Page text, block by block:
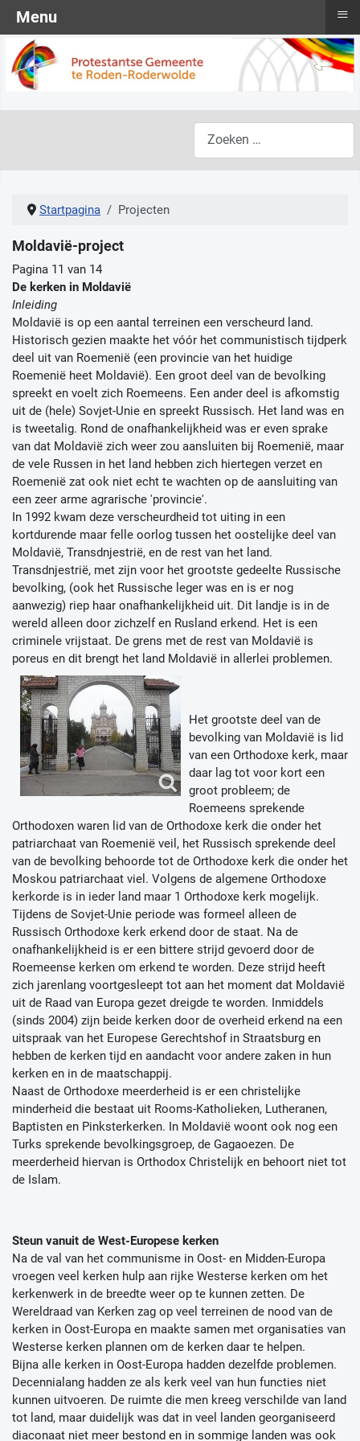
Startpagina Projecten
Moldavië-project
Pagina 11 van 14
De kerken in Moldavië
Inleiding
Moldavië is op een aantal terreinen een verscheurd land.
Historisch gezien maakte het vóór het communistisch tijdperk
deel uit van Roemenië (een provincie van het huidige
Roemenië heet Moldavië). Een groot deel van de bevolking
spreekt en voelt zich Roemeens. Een ander deel is afkomstig
uit de (hele) Sovjet-Unie en spreekt Russisch. Het land was en
is tweetalig. Rond de onafhankelijkheid was er even sprake
van dat Moldavië zich weer zou aansluiten bij Roemenië, maar
de vele Russen in het land hebben zich hiertegen verzet en
Roemenië zat ook niet echt te wachten op de aansluiting van
een zeer arme agrarische 'provincie'.
In 1992 kwam deze verscheurdheid tot uiting in een
kortdurende maar felle oorlog tussen het oostelijke deel van
Moldavië, Transdnjestrië, en de rest van het land.
Transdnjestrië, met zijn voor het grootste gedeelte Russische
bevolking, (ook het Russische leger was en is er nog
aanwezig) riep haar onafhankelijkheid uit. Dit landje is in de
wereld alleen door zichzelf en Rusland erkend. Het is een
criminele vrijstaat. De grens met de rest van Moldavië is
poreus en dit brengt het land Moldavië in allerlei problemen.
Het grootste deel van de
bevolking van Moldavië is lid
van een Orthodoxe kerk, maar
daar lag tot voor kort een
groot probleem; de
Roemeens sprekende
Orthodoxen waren lid van de Orthodoxe kerk die onder het
patriarchaat van Roemenië veil, het Russisch sprekende deel
van de bevolking behoorde tot de Orthodoxe kerk die onder het
Moskou patriarchaat viel. Volgens de algemene Orthodoxe
kerkorde is in ieder land maar 1 Orthodoxe kerk mogelijk.
Tijdens de Sovjet-Unie periode was formeel alleen de
Russisch Orthodoxe kerk erkend door de staat. Na de
onafhankelijkheid is er een bittere strijd gevoerd door de
Roemeense kerken om erkend te worden. Deze strijd heeft
zich jarenlang voortgesleept tot aan het moment dat Moldavië
uit de Raad van Europa gezet dreigde te worden. Inmiddels
(sinds 2004) zijn beide kerken door de overheid erkend na een
uitspraak van het Europese Gerechtshof in Straatsburg en
hebben de kerken tijd en aandacht voor andere zaken in hun
kerken en in de maatschappij.
Naast de Orthodoxe meerderheid is er een christelijke
minderheid die bestaat uit Rooms-Katholieken, Lutheranen,
Baptisten en Pinksterkerken. In Moldavië woont ook nog een
Turks sprekende bevolkingsgroep, de Gagaoezen. De
meerderheid hiervan is Orthodox Christelijk en behoort niet tot
de Islam.
Steun vanuit de West-Europese kerken
Na de val van het communisme in Oost- en Midden-Europa
vroegen veel kerken hulp aan rijke Westerse kerken om het
kerkenwerk in de breedte weer op te kunnen zetten. De
Wereldraad van Kerken zag op veel terreinen de nood van de
kerken in Oost-Europa en maakte samen met organisaties van
Westerse kerken plannen om de kerken daar te helpen.
Bijna alle kerken in Oost-Europa hadden dezelfde problemen.
Decennialang hadden ze als kerk veel van hun functies niet
kunnen uitvoeren. De ruimte die men kreeg verschilde van land
tot land, maar duidelijk was dat in veel landen georganiseerd
diaconaat niet meer bestond en in sommige landen was ook
Menu ≡